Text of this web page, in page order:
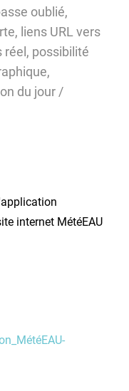
oublié,
liens URL vers
réel, possibilité
du jour /
internet MétéEAU